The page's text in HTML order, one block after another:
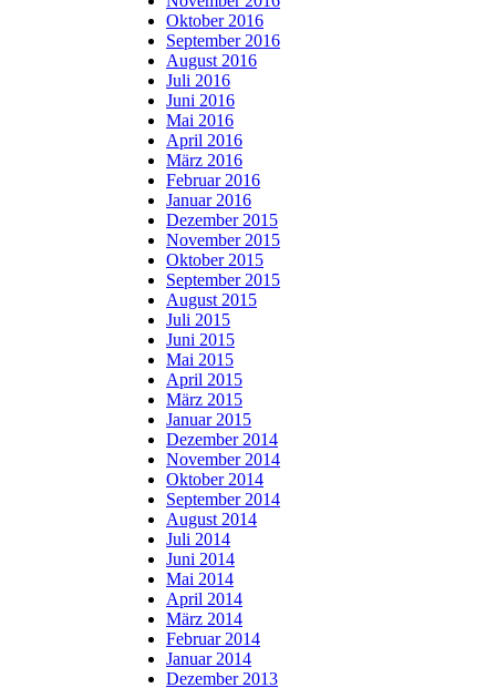
Oktober 2016
September 2016
August 2016
Juli 2016
Juni 2016
Mai 2016
April 2016
März 2016
Februar 2016
Januar 2016
Dezember 2015
November 2015
Oktober 2015
September 2015
August 2015
Juli 2015
Juni 2015
Mai 2015
April 2015
März 2015
Januar 2015
Dezember 2014
November 2014
Oktober 2014
September 2014
August 2014
Juli 2014
Juni 2014
Mai 2014
April 2014
März 2014
Februar 2014
Januar 2014
Dezember 2013